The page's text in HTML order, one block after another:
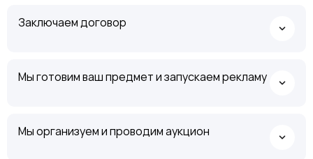
Заключаем договор
Мы готовим ваш предмет и запускаем рекламу
Мы организуем и проводим аукцион